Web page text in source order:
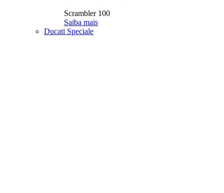
Scrambler 100
Saiba mais
Ducati Speciale